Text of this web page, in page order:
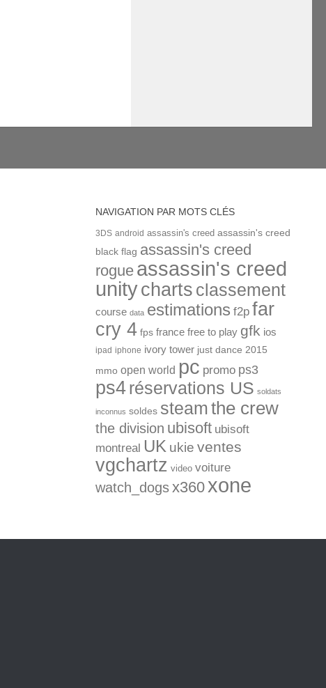
NAVIGATION PAR MOTS CLÉS
3DS android assassin's creed assassin's creed
black flag assassin's creed
rogue assassin's creed
unitycharts classement
course data estimations f2p far
cry 4 fps france free to play gfk ios
ipad iphone ivory tower just dance 2015
mmo open world pc promo ps3
ps4réservations US soldats
inconnus soldes steamthe crew
the division ubisoft ubisoft
montreal UK ukie ventes
vgchartz video voiture
watch_dogsx360 xone